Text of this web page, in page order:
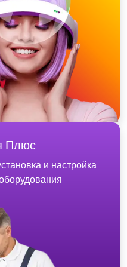
Плюс
и настройка